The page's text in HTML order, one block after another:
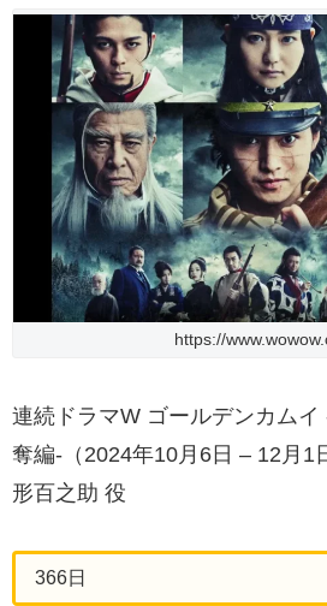
https://
連続ドラマW ゴールデンカム
奪編-（2024年10月6日 – 12月1
形百之助 役
366日